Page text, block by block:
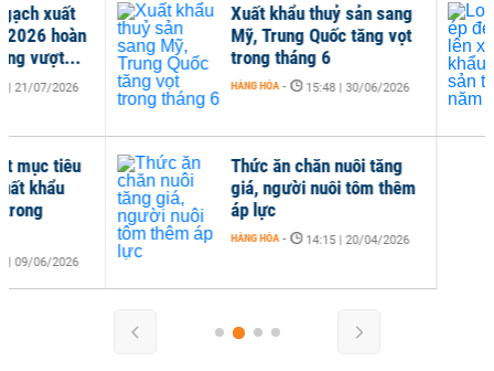
Xuất khẩu thuỷ sản sang
Mỹ, Trung Quốc tăng vọt
trong tháng 6
HÀNG HÓA 15:48 | 30/06/2026 HÀNG
Thức ăn chăn nuôi tăng
giá, người nuôi tôm thêm
áp lực
HÀNG HÓA - 14:15 | 20/04/2026